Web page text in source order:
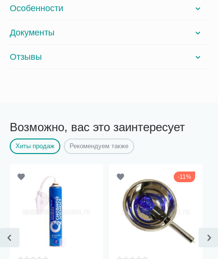
Особенности
Документы
Отзывы
Возможно, вас это заинтересует
Хиты продаж Рекомендуем также
11%